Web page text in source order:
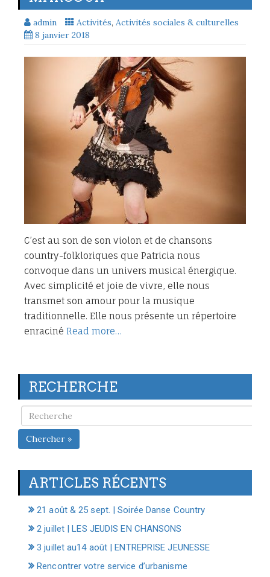
admin Activités, Activités sociales & culturelles
8 janvier 2018
C’est au son de son violon et de chansons
country-folkloriques que Patricia nous
convoque dans un univers musical énergique.
Avec simplicité et joie de vivre, elle nous
transmet son amour pour la musique
traditionnelle. Elle nous présente un répertoire
enraciné Read more…
RECHERCHE
Chercher »
ARTICLES RÉCENTS
21 août & 25 sept. | Soirée Danse Country
2 juillet | LES JEUDIS EN CHANSONS
3 juillet au14 août | ENTREPRISE JEUNESSE
Rencontrer votre service d’urbanisme